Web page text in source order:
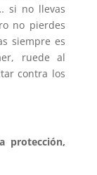
si no llevas
no pierdes
siempre es
ruede al
contra los
protección,